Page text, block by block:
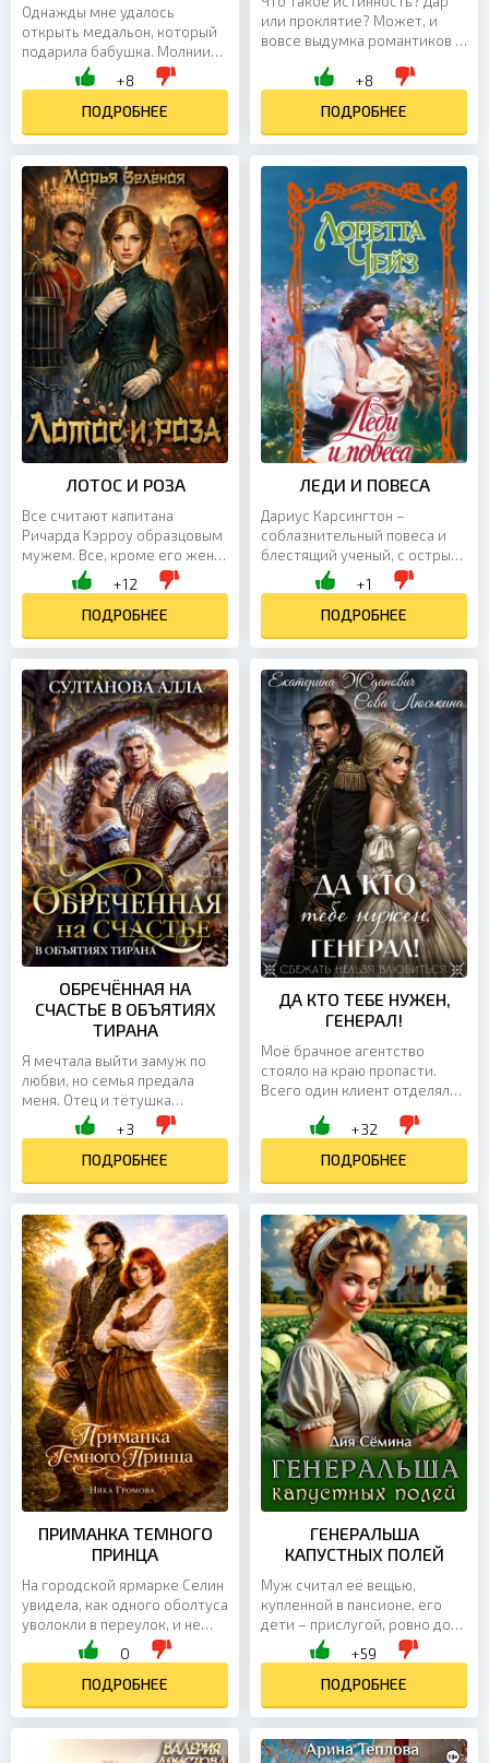
Однажды мне удалось
открыть медальон, который
подарила бабушка. Молнии
закружились вокруг меня и
пронзили тело. Кто бы мог
подумать, что я окажусь в...
+8
ПОДРОБНЕЕ
или проклятие? Может, и
вовсе выдумка романтиков и
этом, пока в одночасье из
+8
ПОДРОБНЕЕ
ЛОТОС И РОЗА
Все считают капитана
Ричарда Кэрроу образцовым
мужем. Все, кроме его жены.
Три года Виктория живет с
монстром в офицерском
мундире. Три года прячет...
+12
ПОДРОБНЕЕ
ЛЕДИ И ПОВЕСА
Дариус Карсингтон –
соблазнительный повеса и
блестящий ученый, с острым,
как лезвие, умом, но с
каменным сердцем.
Шарлотта Хэйвард с юности
выучила...
+1
ПОДРОБНЕЕ
ОБРЕЧЁННАЯ НА
СЧАСТЬЕ В ОБЪЯТИЯХ
ТИРАНА
Я мечтала выйти замуж по
любви, но семья предала
меня. Отец и тётушка
сделали меня частью
договора с суровым
герцогом, и теперь я
вынуждена выйти за...
+3
ПОДРОБНЕЕ
ДА КТО ТЕБЕ НУЖЕН,
ГЕНЕРАЛ!
Моё брачное агентство
стояло на краю пропасти.
Всего один клиент отделял
клиентом стал он — генерал,
+32
ПОДРОБНЕЕ
ПРИМАНКА ТЕМНОГО
ПРИНЦА
На городской ярмарке Селин
увидела, как одного оболтуса
уволокли в переулок, и не
смогла остаться в стороне.
Но оказалось, что она
вмешалась в дела...
0
ПОДРОБНЕЕ
ГЕНЕРАЛЬША
КАПУСТНЫХ ПОЛЕЙ
Муж считал её вещью,
купленной в пансионе, его
дети – прислугой, ровно до
той поры, как выяснилось,
что они все живут за её счёт,
им бы так и сошло с...
+59
ПОДРОБНЕЕ